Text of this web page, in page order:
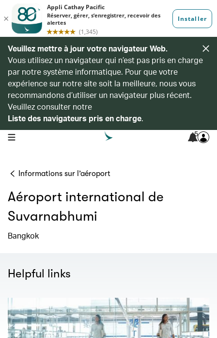
Veuillez mettre à jour votre navigateur Web.
Vous utilisez un navigateur qui n’est pas pris en charge
par notre système informatique. Pour que votre
expérience sur notre site soit la meilleure, nous vous
recommandons d’utiliser un navigateur plus récent.
Veuillez consulter notre
Liste des navigateurs pris en charge.
open navigation menu 5
Informations sur l’aéroport
Aéroport international de
Suvarnabhumi
Bangkok
Helpful links